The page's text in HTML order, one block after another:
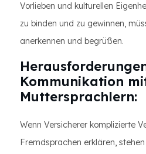
Vorlieben und kulturellen
zu binden und zu gewinnen,
anerkennen und begrüßen.
Kommunikation
Muttersprachlern:
Wenn Versicherer komplizierte
Fremdsprachen erklären,